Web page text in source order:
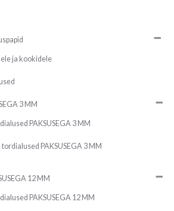
ja kookidele
3 MM
PAKSUSEGA 3 MM
PAKSUSEGA 3 MM
12 MM
PAKSUSEGA 12 MM